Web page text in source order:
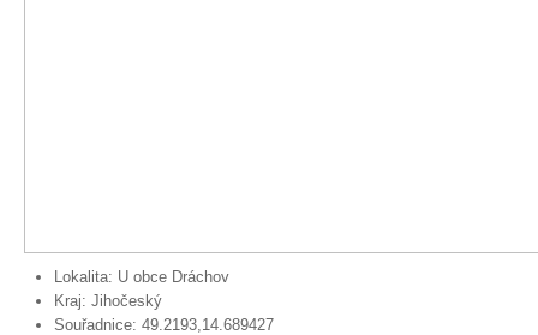
Lokalita: U obce Dráchov
Kraj: Jihočeský
Souřadnice: 49.2193,14.689427